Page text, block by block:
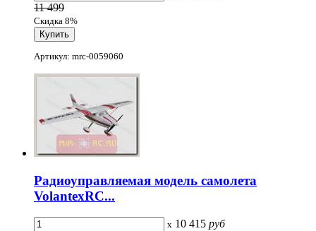
11 499
Скидка 8%
Артикул: mrc-0059060
Радиоуправляемая модель самолета
VolantexRC...
x 10 415 руб